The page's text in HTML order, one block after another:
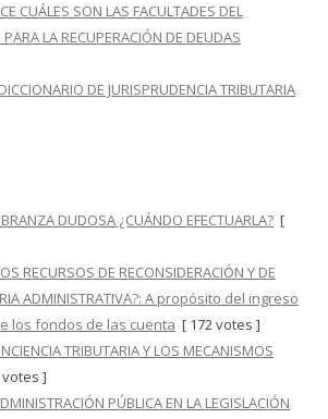
CUÁLES SON LAS FACULTADES DEL
PARA LA RECUPERACIÓN DE DEUDAS
DE JURISPRUDENCIA TRIBUTARIA
DUDOSA ¿CUÁNDO EFECTUARLA? [
RECURSOS DE RECONSIDERACIÓN Y DE
ADMINISTRATIVA?: A propósito del ingreso
los fondos de las cuenta [ 172 votes ]
TRIBUTARIA Y LOS MECANISMOS
votes ]
PÚBLICA EN LA LEGISLACIÓN